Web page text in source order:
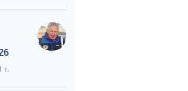
т.